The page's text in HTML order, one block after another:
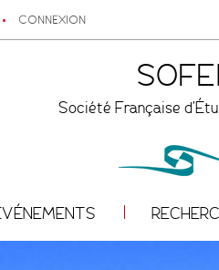
CONNEXION
Société Française